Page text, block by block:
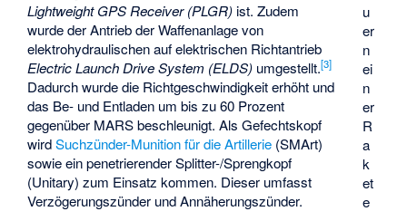
u
er
n
ei
n
er
R
a
k
et
e
Lightweight GPS Receiver (PLGR) ist. Zudem
wurde der Antrieb der Waffenanlage von
elektrohydraulischen auf elektrischen Richtantrieb
Electric Launch Drive System (ELDS) umgestellt.[3]
Dadurch wurde die Richtgeschwindigkeit erhöht und
das Be- und Entladen um bis zu 60 Prozent
gegenüber MARS beschleunigt. Als Gefechtskopf
wirdSuchzünder-Munition für die Artillerie (SMArt)
sowie ein penetrierender Splitter-/Sprengkopf
(Unitary) zum Einsatz kommen. Dieser umfasst
Verzögerungszünder und Annäherungszünder.